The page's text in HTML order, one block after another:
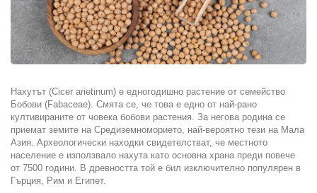
Нахутът (Cicer arietinum) е едногодишно растение от семейство
Бобови (Fabaceae). Смята се, че това е едно от най-рано
култивираните от човека бобови растения. За негова родина се
приемат земите на Средиземноморието, най-вероятно тези на Мала
Азия. Археологически находки свидетелстват, че местното
население е използвало нахута като основна храна преди повече
от 7500 години. В древността той е бил изключително популярен в
Гърция, Рим и Египет.